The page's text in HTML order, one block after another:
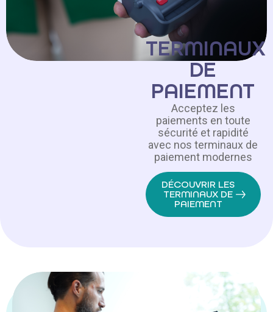
TERMINAUX
DE
PAIEMENT
Acceptez les
paiements en toute
sécurité et rapidité
avec nos terminaux de
paiement modernes
DÉCOUVRIR LES
TERMINAUX DE
PAIEMENT